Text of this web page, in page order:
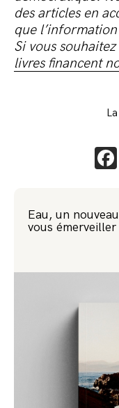
des articles en
que
Si vous
livres financent
Eau, un
vous émerveiller